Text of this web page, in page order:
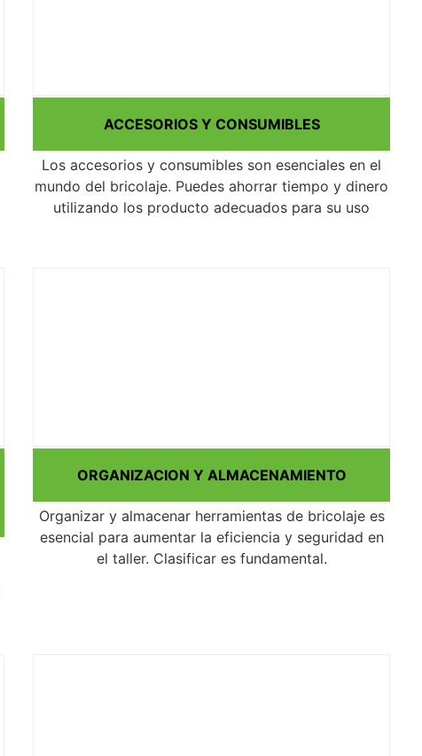
ACCESORIOS Y CONSUMIBLES
Los accesorios y consumibles son esenciales en el
mundo del bricolaje. Puedes ahorrar tiempo y dinero
utilizando los producto adecuados para su uso
ORGANIZACION Y ALMACENAMIENTO
Organizar y almacenar herramientas de bricolaje es
esencial para aumentar la eficiencia y seguridad en
el taller. Clasificar es fundamental.